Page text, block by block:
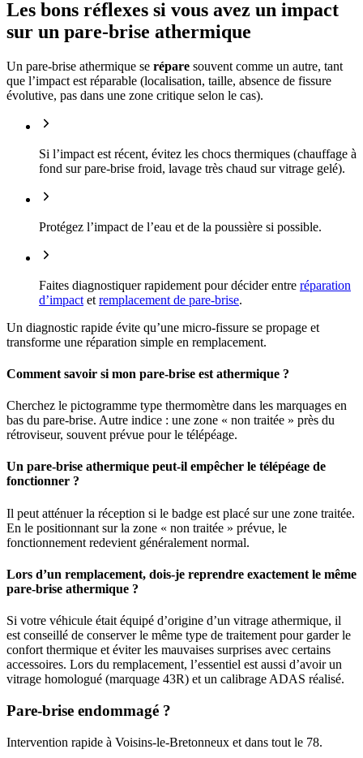
Les bons réflexes si vous avez un impact
sur un pare-brise athermique
Un pare-brise athermique se répare souvent comme un autre, tant
que l’impact est réparable (localisation, taille, absence de fissure
évolutive, pas dans une zone critique selon le cas).
Si l’impact est récent, évitez les chocs thermiques (chauffage à
fond sur pare-brise froid, lavage très chaud sur vitrage gelé).
Protégez l’impact de l’eau et de la poussière si possible.
Faites diagnostiquer rapidement pour décider entre réparation
d’impact et remplacement de pare-brise.
Un diagnostic rapide évite qu’une micro-fissure se propage et
transforme une réparation simple en remplacement.
Comment savoir si mon pare-brise est athermique ?
Cherchez le pictogramme type thermomètre dans les marquages en
bas du pare-brise. Autre indice : une zone « non traitée » près du
rétroviseur, souvent prévue pour le télépéage.
Un pare-brise athermique peut-il empêcher le télépéage de
fonctionner ?
Il peut atténuer la réception si le badge est placé sur une zone traitée.
En le positionnant sur la zone « non traitée » prévue, le
fonctionnement redevient généralement normal.
Lors d’un remplacement, dois-je reprendre exactement le même
pare-brise athermique ?
Si votre véhicule était équipé d’origine d’un vitrage athermique, il
est conseillé de conserver le même type de traitement pour garder le
confort thermique et éviter les mauvaises surprises avec certains
accessoires. Lors du remplacement, l’essentiel est aussi d’avoir un
vitrage homologué (marquage 43R) et un calibrage ADAS réalisé.
Pare-brise endommagé ?
Intervention rapide à Voisins-le-Bretonneux et dans tout le 78.